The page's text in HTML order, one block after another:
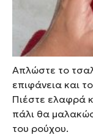
Απλώστε το
επιφάνεια και
Πιέστε ελαφρά
πάλι θα
του ρούχου.